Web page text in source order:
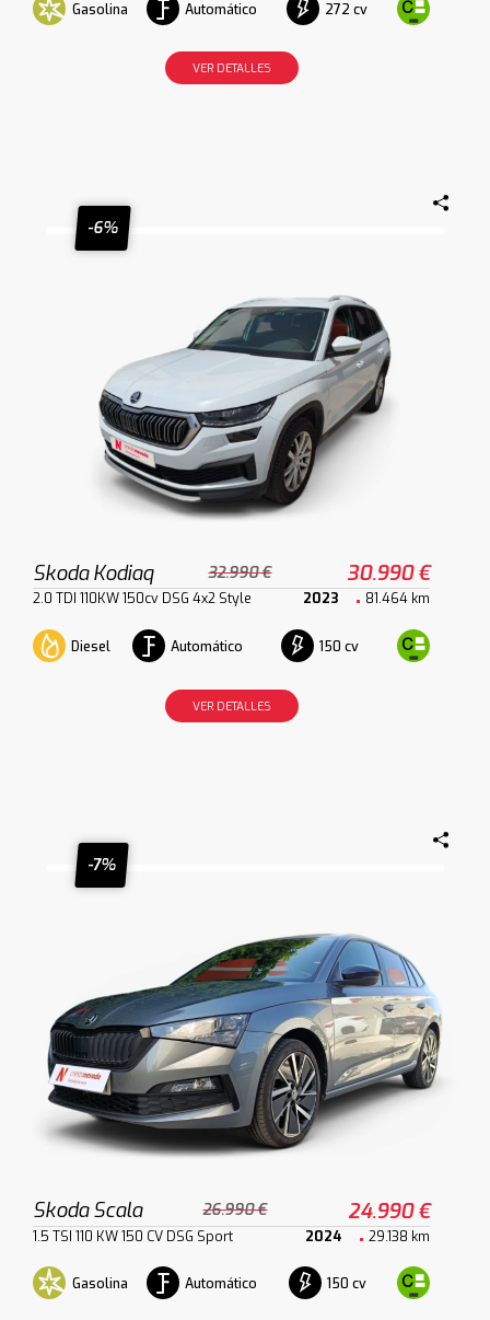
Gasolina Automático 272 cv
VER DETALLES
-6%
Skoda Kodiaq 32.990 € 30.990 €
2.0 TDI 110KW 150cv DSG 4x2 Style 2023 81.464 km
Diesel Automático 150 cv
VER DETALLES
-7%
Skoda Scala 26.990 € 24.990 €
1.5 TSI 110 KW 150 CV DSG Sport 2024 29.138 km
Gasolina Automático 150 cv